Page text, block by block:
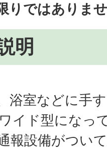
りではありま
明
浴室などに手
イド型になっ
報設備がつい